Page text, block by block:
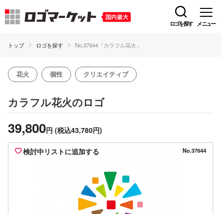
ロゴを探す メニュー
トップ ロゴを探す No.37644「カラフル花火」
花火 個性 クリエイティブ
カラフル花火のロゴ
39,800円 (税込43,780円)
検討中リストに追加する No.37644